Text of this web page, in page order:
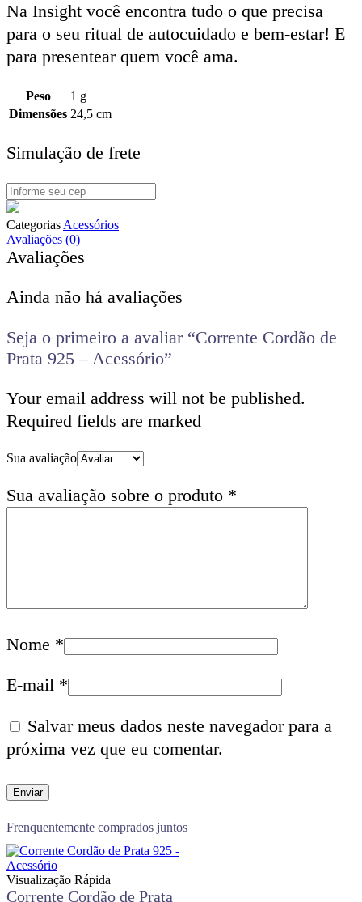
Na Insight você encontra tudo o que precisa
para o seu ritual de autocuidado e bem-estar! E
para presentear quem você ama.
Peso
1 g
Dimensões 24,5 cm
Simulação de frete
Categorias Acessórios
Avaliações (0)
Avaliações
Ainda não há avaliações
Seja o primeiro a avaliar “Corrente Cordão de
Prata 925 – Acessório”
Your email address will not be published.
Required fields are marked
Sua avaliação
Sua avaliação sobre o produto *
Nome *
E-mail *
Salvar meus dados neste navegador para a
próxima vez que eu comentar.
Frenquentemente comprados juntos
Visualização Rápida
Corrente Cordão de Prata